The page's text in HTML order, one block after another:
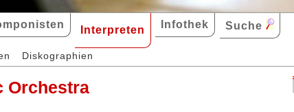
Interpreten Infothek Suche
Diskographien
Orchestra